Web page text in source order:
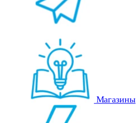
Магазины